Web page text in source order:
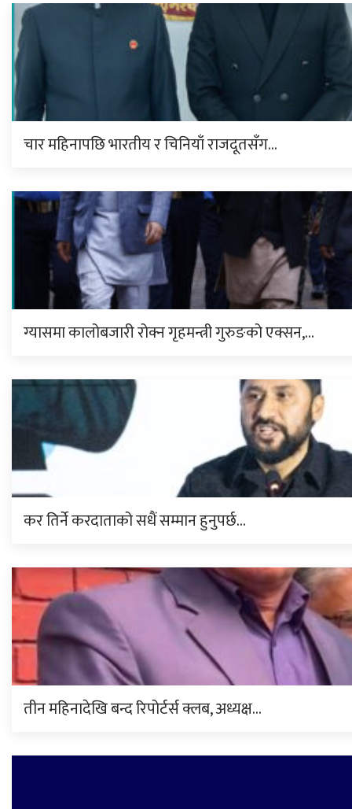
चार महिनापछि भारतीय र चिनियाँ राजदूतसँग…
ग्यासमा कालोबजारी रोक्न गृहमन्त्री गुरुङको एक्सन,…
कर तिर्ने करदाताको सधैं सम्मान हुनुपर्छ…
तीन महिनादेखि बन्द रिपोर्टर्स क्लब, अध्यक्ष…